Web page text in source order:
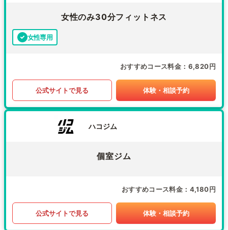
女性のみ30分フィットネス
女性専用
おすすめコース料金 6,820円
公式サイトで見る 体験・相談予約
ハコジム
個室ジム
おすすめコース料金 4,180円
公式サイトで見る 体験・相談予約